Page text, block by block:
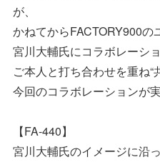
が、
かねてからFACTORY900の
宮川大輔氏にコラボレーシ
ご本人と打ち合わせを重ね“
今回のコラボレーションが
【FA-440】
宮川大輔氏のイメージに沿